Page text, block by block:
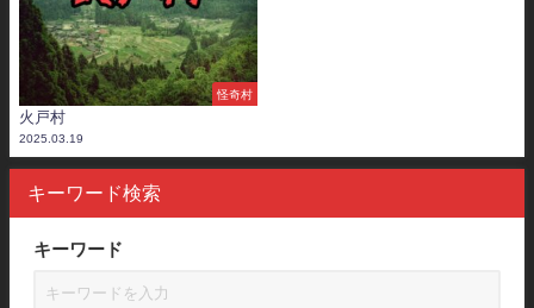
怪奇村
火戸村
2025.03.19
キーワード検索
キーワード